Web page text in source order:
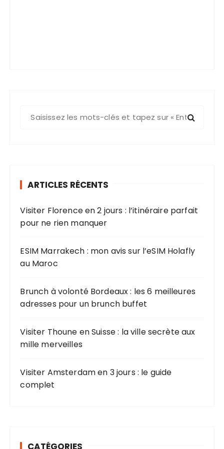
e
p
u
r
:
ARTICLES RÉCENTS
Visiter Florence en 2 jours : l’itinéraire parfait
pour ne rien manquer
ESIM Marrakech : mon avis sur l’eSIM Holafly
au Maroc
Brunch à volonté Bordeaux : les 6 meilleures
adresses pour un brunch buffet
Visiter Thoune en Suisse : la ville secrète aux
mille merveilles
Visiter Amsterdam en 3 jours : le guide
complet
CATÉGORIES